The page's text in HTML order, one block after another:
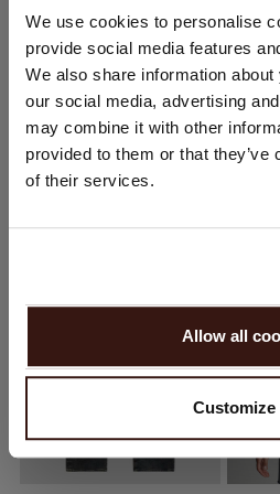
We use cookies to personalise
provide social media features
We also share information
our social media, advertising
may combine it with other
provided to them or that
of their services.
Allow all
Customize
VERSAND & RÜCKGABE
DAS KÖNNTE IHNEN
STANDORT ÄNDERN
Sie besuchen Repeat cashmere
Möchten Sie Ihre Standort
Vereinigte Staaten ($)
WEITER